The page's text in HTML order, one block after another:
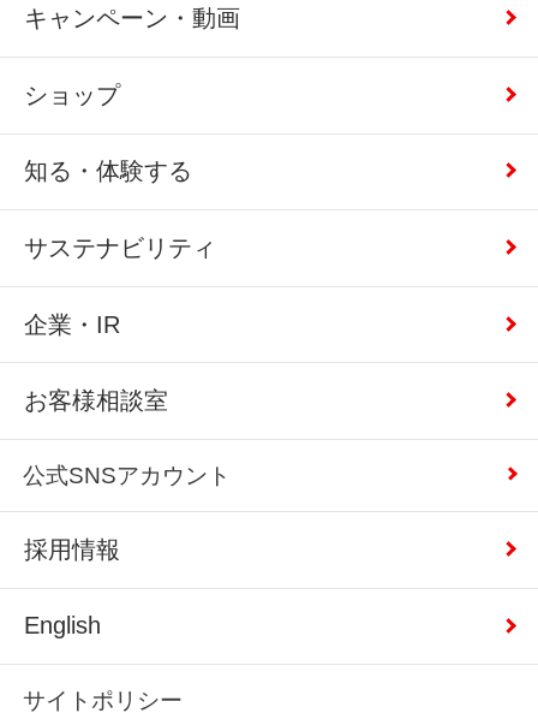
キャンペーン・動画
ショップ
知る・体験する
サステナビリティ
企業・IR
お客様相談室
公式SNSアカウント
採用情報
English
サイトポリシー